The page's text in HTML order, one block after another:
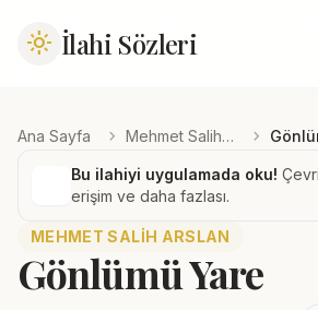
light_mode İlahi Sözleri
Ana Sayfa chevron_right Mehmet Salih Arslan chevron_right
Bu ilahiyi uygulamada oku!
erişim ve daha fazlası.
MEHMET SALIH ARSLAN
Gönlümü Yare